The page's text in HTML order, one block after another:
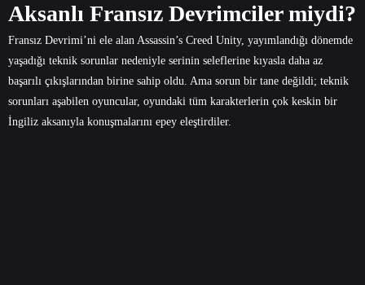
Aksanlı Fransız Devrimciler miydi?
Fransız Devrimi’ni ele alan Assassin’s Creed Unity, yayımlandığı dönemde
yaşadığı teknik sorunlar nedeniyle serinin seleflerine kıyasla daha az
başarılı çıkışlarından birine sahip oldu. Ama sorun bir tane değildi; teknik
sorunları aşabilen oyuncular, oyundaki tüm karakterlerin çok keskin bir
İngiliz aksanıyla konuşmalarını epey eleştirdiler.